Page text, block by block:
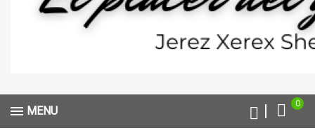
0
MENU